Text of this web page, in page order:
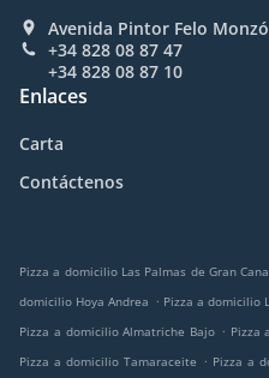
Avenida Pintor Felo
+34 828 08 87 47
+34 828 08 87 10
Enlaces
Carta
Contáctenos
Pizza a domicilio Las Palmas de Gran
domicilio Hoya Andrea . Pizza a domicilio
Pizza a domicilio Almatriche Bajo . Pizza
Pizza a domicilio Tamaraceite . Pizza a